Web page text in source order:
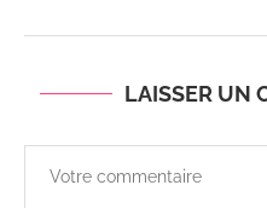
LAISSER UN